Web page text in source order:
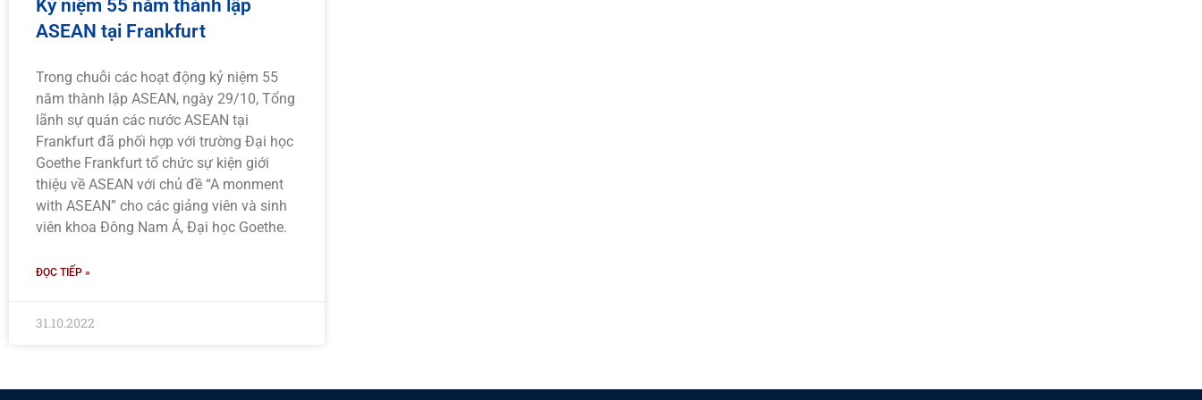
Kỷ niệm 55 năm thành lập
ASEAN tại Frankfurt
Trong chuỗi các hoạt động kỷ niệm 55
năm thành lập ASEAN, ngày 29/10, Tổng
lãnh sự quán các nước ASEAN tại
Frankfurt đã phối hợp với trường Đại học
Goethe Frankfurt tổ chức sự kiện giới
thiệu về ASEAN với chủ đề “A monment
with ASEAN” cho các giảng viên và sinh
viên khoa Đông Nam Á, Đại học Goethe.
ĐỌC TIẾP »
31.10.2022